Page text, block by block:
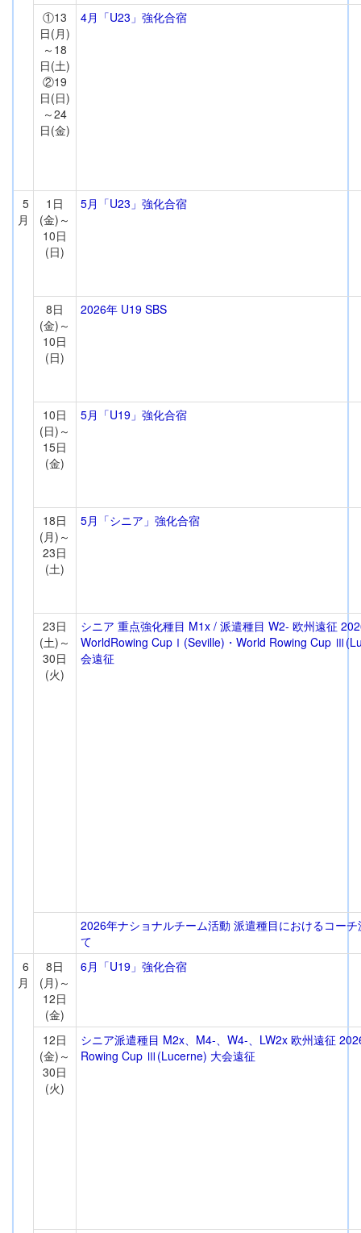
①13
日(月)
～18
日(土)
②19
日(日)
～24
日(金)
4月「U23」強化合宿
5
月
1日
(金)～
10日
(日)
5月「U23」強化合宿
8日
(金)～
10日
(日)
2026年 U19 SBS
10日
(日)～
15日
(金)
5月「U19」強化合宿
18日
(月)～
23日
(土)
5月「シニア」強化合宿
23日
(土)～
30日
(火)
シニア 重点強化種目 M1x / 派遣種目 W2- 欧州遠征
WorldRowing CupⅠ(Seville)・World Rowing Cup
会遠征
2026年ナショナルチーム活動 派遣種目におけるコー
て
6
月
8日
(月)～
12日
(金)
6月「U19」強化合宿
12日
(金)～
30日
(火)
シニア派遣種目 M2x、M4-、W4-、LW2x 欧州遠征
Rowing Cup Ⅲ(Lucerne) 大会遠征